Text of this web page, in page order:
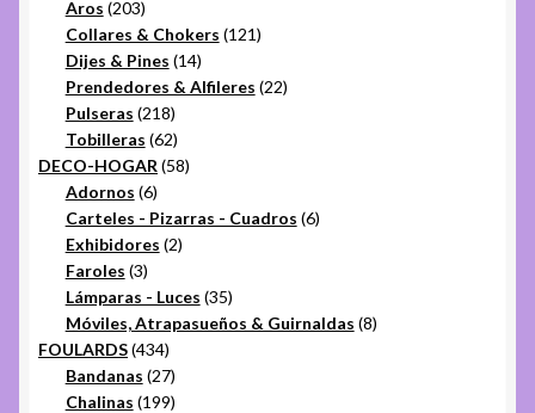
Aros 203203
productos
Collares & Chokers 121121
Dijes & Pines 1414
productos
Prendedores & Alfileres 2222
Pulseras 218218
productos
Tobilleras 6262
productos
DECO-HOGAR 5858
Adornos 66
productos
Carteles - Pizarras - Cuadros 66
Exhibidores 22
Faroles 33
productos
Lámparas - Luces 3535
productos
Móviles, Atrapasueños & Guirnaldas 88
FOULARDS 434434
productos
Bandanas 2727
productos
Chalinas 199199